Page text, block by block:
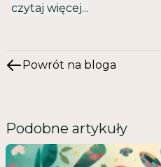
czytaj więcej...
Powrót na bloga
Podobne artykuły